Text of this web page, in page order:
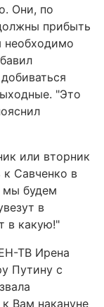
Они, по
прибыть
необходимо
"Это
или вторник
к Савченко в
мы будем
в
в какую!"
ТВ Ирена
Путину с
Вам накануне